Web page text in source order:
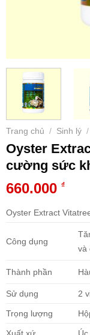
Trang chủ / Sinh lý /
Oyster
cường sức
660.000 ₫
Oyster Extract
Công dụng
và
Thành phần
Sử dụng 2
Trọng lượng
Xuất xứ Úc